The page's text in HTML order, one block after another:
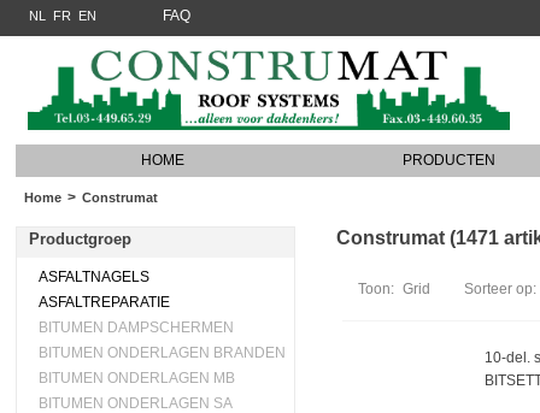
NL FR EN FAQ
HOME PRODUCTEN
Home > Construmat
Productgroep
ASFALTNAGELS
ASFALTREPARATIE
BITUMEN DAMPSCHERMEN
BITUMEN ONDERLAGEN BRANDEN
BITUMEN ONDERLAGEN MB
BITUMEN ONDERLAGEN SA
Construmat (1471
Toon: Grid Sorteer op:
10-del.